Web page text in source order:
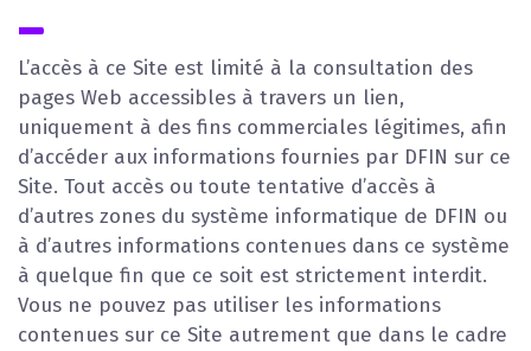
L’accès à ce Site est limité à la consultation des
pages Web accessibles à travers un lien,
uniquement à des fins commerciales légitimes, afin
d’accéder aux informations fournies par DFIN sur ce
Site. Tout accès ou toute tentative d’accès à
d’autres zones du système informatique de DFIN ou
à d’autres informations contenues dans ce système
à quelque fin que ce soit est strictement interdit.
Vous ne pouvez pas utiliser les informations
contenues sur ce Site autrement que dans le cadre